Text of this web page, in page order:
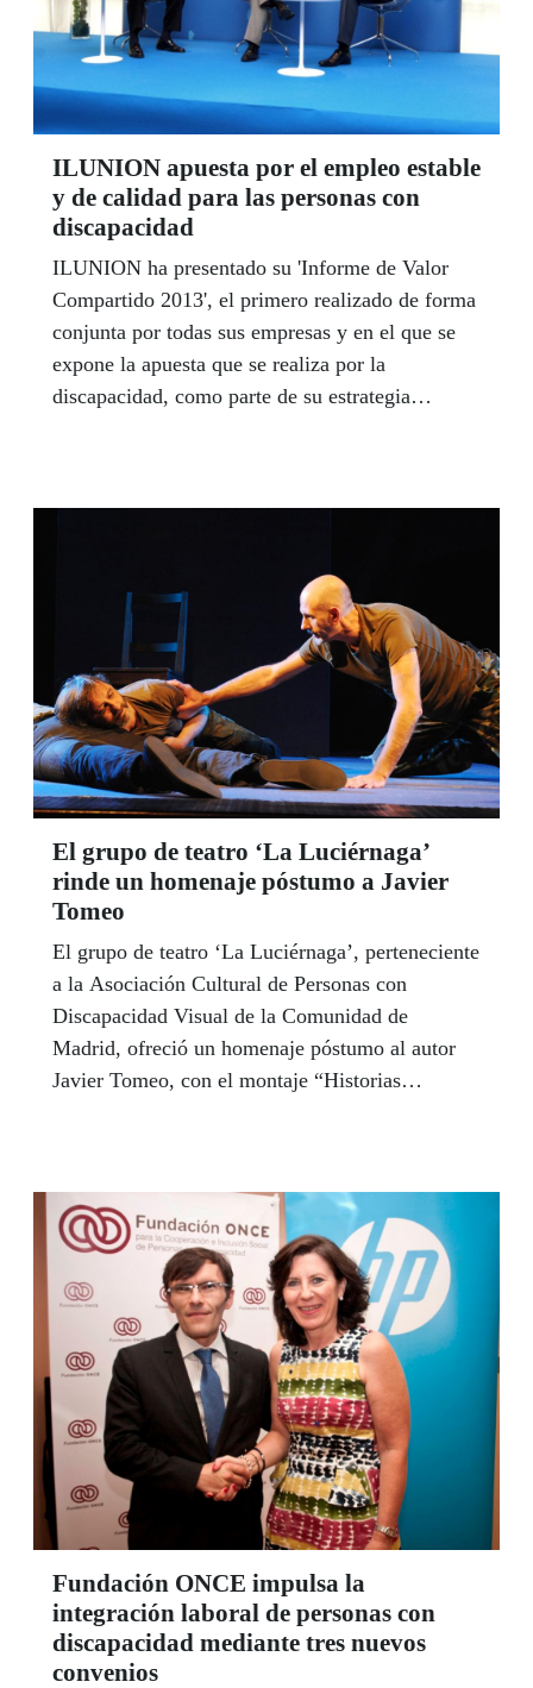
ILUNION apuesta por el empleo estable
y de calidad para las personas con
discapacidad
ILUNION ha presentado su 'Informe de Valor
Compartido 2013', el primero realizado de forma
conjunta por todas sus empresas y en el que se
expone la apuesta que se realiza por la
discapacidad, como parte de su estrategia
El grupo de teatro ‘La Luciérnaga’
rinde un homenaje póstumo a Javier
Tomeo
El grupo de teatro ‘La Luciérnaga’, perteneciente
a la Asociación Cultural de Personas con
Discapacidad Visual de la Comunidad de
Madrid, ofreció un homenaje póstumo al autor
Javier Tomeo, con el montaje “Historias
Fundación ONCE impulsa la
integración laboral de personas con
discapacidad mediante tres nuevos
convenios